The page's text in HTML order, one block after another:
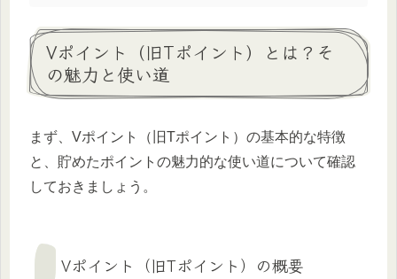
Vポイント（旧Tポイント）とは？そ
の魅力と使い道
まず、Vポイント（旧Tポイント）の基本的な特徴
と、貯めたポイントの魅力的な使い道について確認
しておきましょう。
Vポイント（旧Tポイント）の概要